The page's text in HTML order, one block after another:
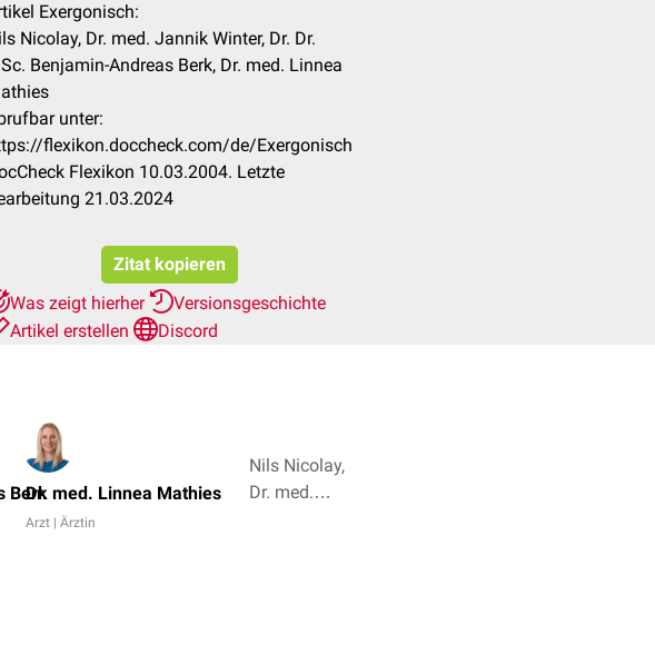
Exergonisch:
Nicolay, Dr. med. Jannik Winter, Dr. Dr.
Benjamin-Andreas Berk, Dr. med. Linnea
unter:
flexikon.doccheck.com/de/Exergonisch
Flexikon 10.03.2004. Letzte
21.03.2024
Zitat kopieren
Was zeigt hierher
Versionsgeschichte
Artikel erstellen
Discord
Berk
Dr. med. Linnea Mathies
Arzt | Ärztin
Nils Nicolay,
Dr. med.